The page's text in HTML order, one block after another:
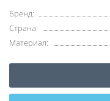
Бренд:
Страна:
Материал: